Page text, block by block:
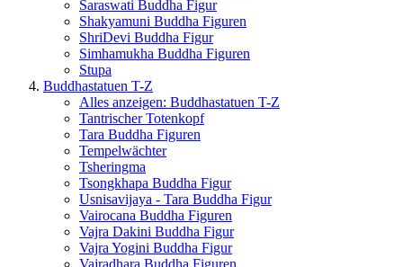
Saraswati Buddha Figur
Shakyamuni Buddha Figuren
ShriDevi Buddha Figur
Simhamukha Buddha Figuren
Stupa
Buddhastatuen T-Z
Alles anzeigen: Buddhastatuen T-Z
Tantrischer Totenkopf
Tara Buddha Figuren
Tempelwächter
Tsheringma
Tsongkhapa Buddha Figur
Usnisavijaya - Tara Buddha Figur
Vairocana Buddha Figuren
Vajra Dakini Buddha Figur
Vajra Yogini Buddha Figur
Vajradhara Buddha Figuren